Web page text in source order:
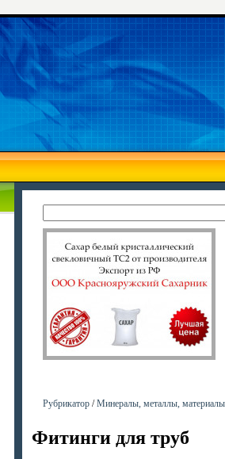
Рубрикатор /Минералы, металлы, материалы
Фитинги для труб